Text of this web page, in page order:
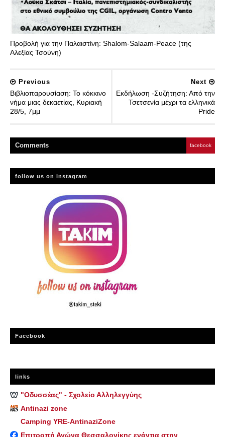
Προβολή για την Παλαιστίνη: Shalom-Salaam-Peace (της
Αλεξίας Τσούνη)
Next
Εκδήλωση -Συζήτηση: Από την
Τσετσενία μέχρι τα ελληνικά
Pride
Previous
Βιβλιοπαρουσίαση: Το κόκκινο
νήμα μιας δεκαετίας, Κυριακή
28/5, 7μμ
Comments facebook
follow us on instagram
Facebook
links
"Οδυσσέας" - Σχολείο Αλληλεγγύης
Antinazi zone
Camping YRE-AntinaziZone
Επιτροπή Αγώνα Θεσσαλονίκης ενάντια στην